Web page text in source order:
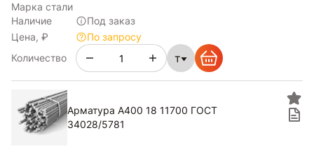
Марка стали
Наличие
Под заказ
Цена, ₽
По запросу
Количество
т
Арматура А400 18 11700 ГОСТ
34028/5781